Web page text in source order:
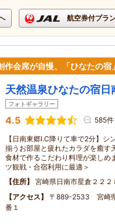
航空券付プラ
作会席が自慢、「ひなたの宿
天然温泉ひなたの宿日
フォトギャラリー
4.5 585件
【日南東郷I.C降りて車で2分】シ
揃うお部屋と疲れたカラダを癒す
食材で作るこだわり料理が楽しめ
ツ観戦・合宿利用に最適＞
住所
宮崎県日南市星倉２２２
アクセス
〒889-2533 宮崎
番１